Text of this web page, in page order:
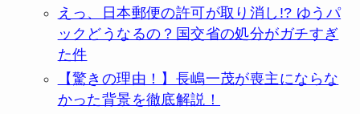
えっ、日本郵便の許可が取り消し!? ゆうパ
ックどうなるの？国交省の処分がガチすぎ
た件
【驚きの理由！】長嶋一茂が喪主にならな
かった背景を徹底解説！